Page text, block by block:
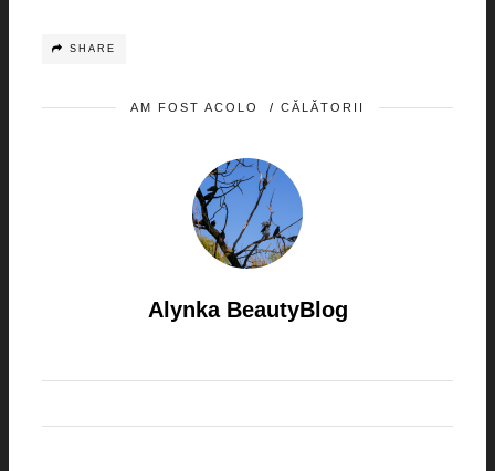
SHARE
AM FOST ACOLO / CĂLĂTORII
Alynka BeautyBlog